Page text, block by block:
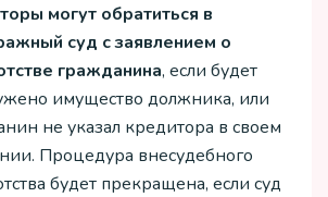
могут обратиться в
суд с заявлением о
гражданина, если будет
имущество должника, или
не указал кредитора в своем
Процедура внесудебного
будет прекращена, если суд